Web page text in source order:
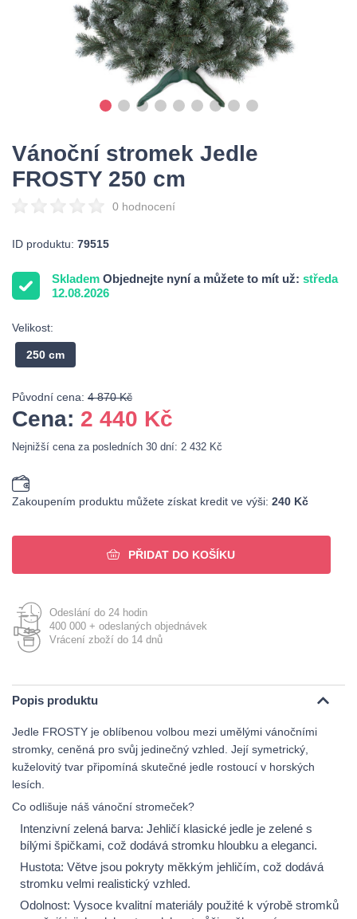
Vánoční stromek Jedle
FROSTY 250 cm
0 hodnocení
ID produktu: 79515
Skladem Objednejte nyní a můžete to mít už: středa
12.08.2026
Velikost:
250 cm
Původní cena: 4 870 Kč
Cena: 2 440 Kč
Nejnižší cena za posledních 30 dní: 2 432 Kč
Zakoupením produktu můžete získat kredit ve výši: 240 Kč
PŘIDAT DO KOŠÍKU
Odeslání do 24 hodin
400 000 + odeslaných objednávek
Vrácení zboží do 14 dnů
Popis produktu
Jedle FROSTY je oblíbenou volbou mezi umělými vánočními
stromky, ceněná pro svůj jedinečný vzhled. Její symetrický,
kuželovitý tvar připomíná skutečné jedle rostoucí v horských
lesích.
Co odlišuje náš vánoční stromeček?
Intenzivní zelená barva: Jehličí klasické jedle je zelené s
bílými špičkami, což dodává stromku hloubku a eleganci.
Hustota: Větve jsou pokryty měkkým jehličím, což dodává
stromku velmi realistický vzhled.
Odolnost: Vysoce kvalitní materiály použité k výrobě stromků